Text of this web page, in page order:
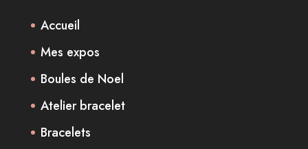
Accueil
Mes expos
Boules de Noel
Atelier bracelet
Bracelets